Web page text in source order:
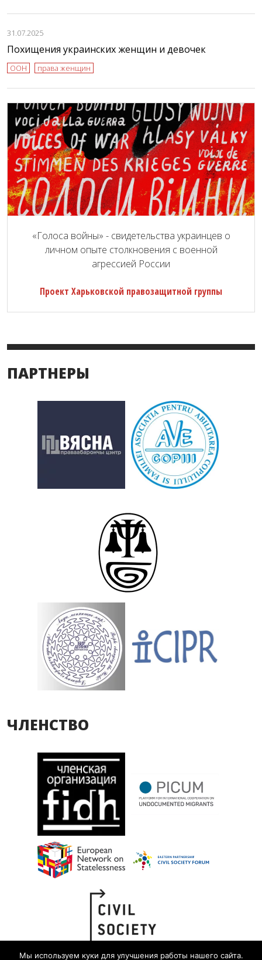
31.07.2025
Похищения украинских женщин и девочек
ООН права женщин
«Голоса войны» - свидетельства украинцев о
личном опыте столкновения с военной
агрессией России
Проект Харьковской правозащитной группы
ПАРТНЕРЫ
ЧЛЕНСТВО
Мы используем куки для улучшения работы нашего сайта.